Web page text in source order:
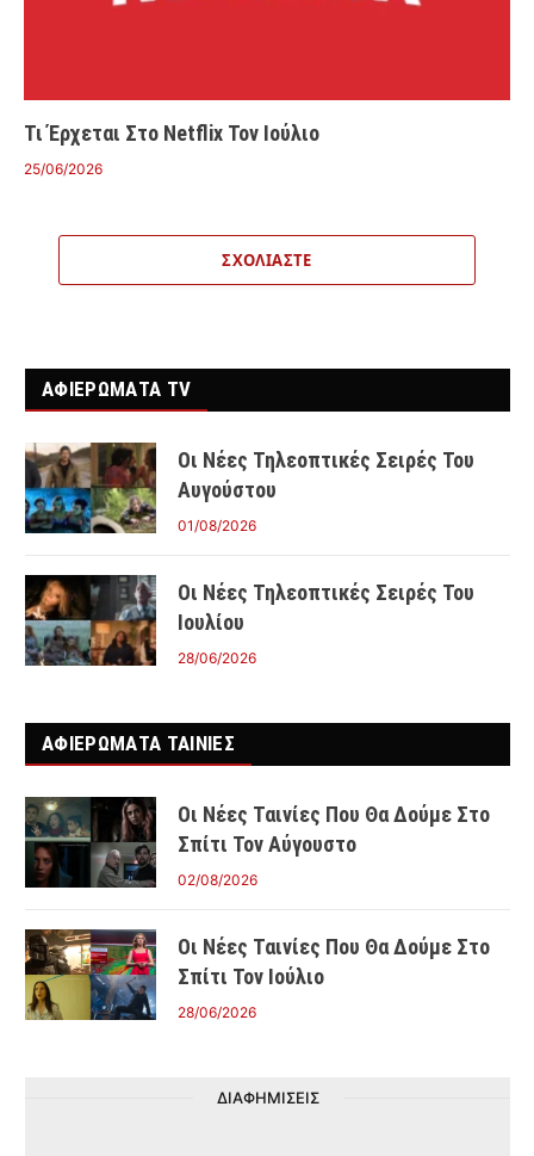
Τι Έρχεται Στο Netflix Τον Ιούλιο
25/06/2026
ΣΧΟΛΙΆΣΤΕ
ΑΦΙΕΡΩΜΑΤΑ TV
Οι Νέες Τηλεοπτικές Σειρές Του
Αυγούστου
01/08/2026
Οι Νέες Τηλεοπτικές Σειρές Του
Ιουλίου
28/06/2026
ΑΦΙΕΡΩΜΑΤΑ ΤΑΙΝΊΕΣ
Οι Νέες Ταινίες Που Θα Δούμε Στο
Σπίτι Τον Αύγουστο
02/08/2026
Οι Νέες Ταινίες Που Θα Δούμε Στο
Σπίτι Τον Ιούλιο
28/06/2026
ΔΙΑΦΗΜΙΣΕΙΣ